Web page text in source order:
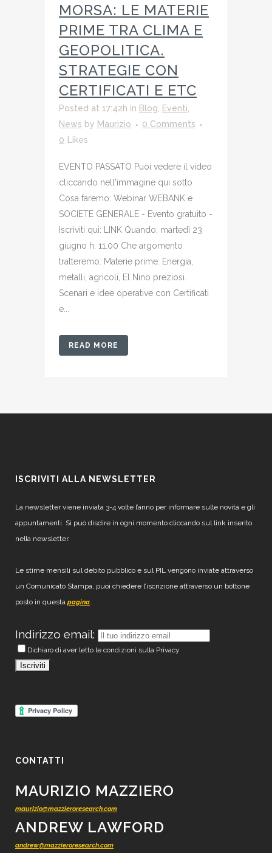
MORSA: LE MATERIE
PRIME TRA CLIMA E
GEOPOLITICA.
STRATEGIE CON
CERTIFICATI E ETC
Posted at 17:42h in Blog Eventi
News by Maurizio
0 Comments
0
Likes
EVENTO PASSATO Puoi vedere il video
cliccando nell'immagine qui sotto
Cosa faremo: Webinar WEBANK e
SOCIETE GENERALE - Evento gratuito -
Iscriviti qui: LINK Quando: martedì 23
giugno h. 11.00 Che argomento
tratteremo: Materie prime: Energia,
metalli, agricoli, El Nino preziosi.
Scenari e idee operative con Certificati
e...
READ MORE
ISCRIVITI ALLA NEWSLETTER
La newsletter viene inviata 3-4 volte l’anno per informare sulle novità e gli
appuntamenti. Si può disdire in ogni momento cliccando sul link inserito
nella newsletter.
Le stime mensili sul debito pubblico e sul PIL vengono inviate attraverso
un Comunicato Stampa, puoi chiedere l’iscrizione attraverso un bottone
posto in questa pagina.
Indirizzo email:
Dichiaro di aver letto le condizioni sulla Privacy
CONTATTI
MAURIZIO MAZZIERO
maurizio@mazzieroresearch.com
ANDREW LAWFORD
andrew@mazzieroresearch.com